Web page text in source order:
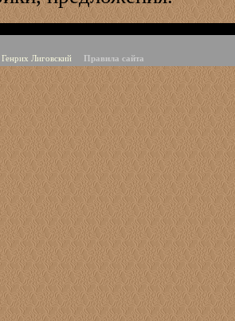
Генрих Лиговский Правила сайта